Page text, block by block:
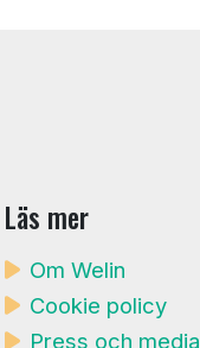
Läs mer
Om Welin
Cookie policy
Press och media